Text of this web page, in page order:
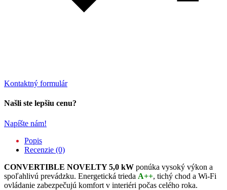
Kontaktný formulár
Našli ste lepšiu cenu?
Napíšte nám!
Popis
Recenzie (0)
CONVERTIBLE NOVELTY 5,0 kW ponúka vysoký výkon a
spoľahlivú prevádzku. Energetická trieda A++, tichý chod a Wi-Fi
ovládanie zabezpečujú komfort v interiéri počas celého roka.